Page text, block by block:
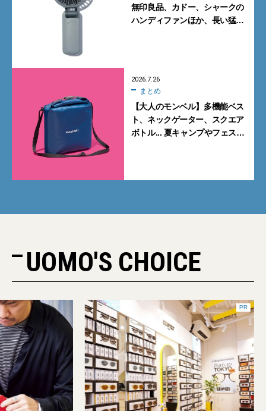
無印良品、カドー、シャークの
ハンディファンほか、長い猛暑
2026.7.26
まとめ
【大人のモンベル】多機能ベス
ト、ネックゲーター、スクエア
ボトル... 夏キャンプやフェスに
UOMO'S CHOICE